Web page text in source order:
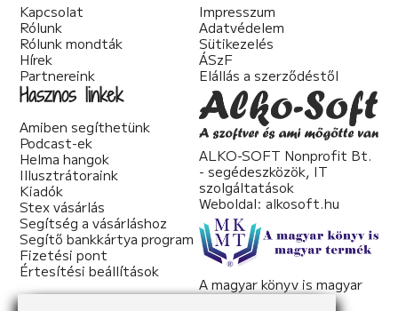
E.M. Miller – Magyarország
Az üzenet
Bordás Róbert – Csehország
Legyen nekünk kiskedd
Mona Matthews – Németország
Az élet napos oldala
Árián-Szigethy Flóra – Magyarország
Gyermekvállalás
Rebecca Reed – Magyarország
Fogas kérdés
Földi Kinga – Magyarország
A vitorlás
Kapcsolat
Rólunk
Rólunk mondták
Hírek
Partnereink
Impresszum
Adatvédelem
Sütikezelés
ÁSzF
Elállás a szerződéstől
Hasznos linkek
Amiben segíthetünk
Podcast-ek
Helma hangok
Illusztrátoraink
Kiadók
Stex vásárlás
Segítség a vásárláshoz
Segítő bankkártya program
Fizetési pont
Értesítési beállítások
ALKO-SOFT Nonprofit Bt.
- segédeszközök, IT
szolgáltatások
Weboldal: alkosoft.hu
A magyar könyv is magyar
termék